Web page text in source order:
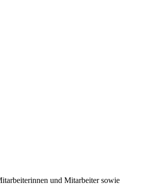
und Mitarbeiter sowie